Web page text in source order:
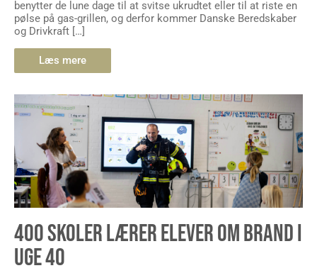
benytter de lune dage til at svitse ukrudtet eller til at riste en
pølse på gas-grillen, og derfor kommer Danske Beredskaber
og Drivkraft […]
Læs mere
400 SKOLER LÆRER ELEVER OM BRAND I
UGE 40